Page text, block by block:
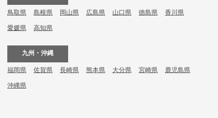
鳥取県 島根県 岡山県 広島県 山口県 徳島県 香川県
愛媛県 高知県
九州・沖縄
福岡県 佐賀県 長崎県 熊本県 大分県 宮崎県 鹿児島県
沖縄県